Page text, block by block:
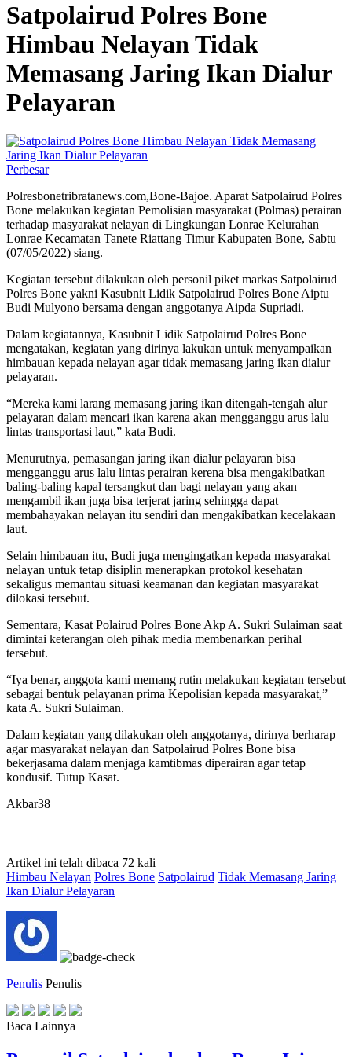
Satpolairud Polres Bone
Himbau Nelayan Tidak
Memasang Jaring Ikan Dialur
Pelayaran
Perbesar
Polresbonetribratanews.com,Bone-Bajoe. Aparat Satpolairud Polres
Bone melakukan kegiatan Pemolisian masyarakat (Polmas) perairan
terhadap masyarakat nelayan di Lingkungan Lonrae Kelurahan
Lonrae Kecamatan Tanete Riattang Timur Kabupaten Bone, Sabtu
(07/05/2022) siang.
Kegiatan tersebut dilakukan oleh personil piket markas Satpolairud
Polres Bone yakni Kasubnit Lidik Satpolairud Polres Bone Aiptu
Budi Mulyono bersama dengan anggotanya Aipda Supriadi.
Dalam kegiatannya, Kasubnit Lidik Satpolairud Polres Bone
mengatakan, kegiatan yang dirinya lakukan untuk menyampaikan
himbauan kepada nelayan agar tidak memasang jaring ikan dialur
pelayaran.
“Mereka kami larang memasang jaring ikan ditengah-tengah alur
pelayaran dalam mencari ikan karena akan mengganggu arus lalu
lintas transportasi laut,” kata Budi.
Menurutnya, pemasangan jaring ikan dialur pelayaran bisa
mengganggu arus lalu lintas perairan kerena bisa mengakibatkan
baling-baling kapal tersangkut dan bagi nelayan yang akan
mengambil ikan juga bisa terjerat jaring sehingga dapat
membahayakan nelayan itu sendiri dan mengakibatkan kecelakaan
laut.
Selain himbauan itu, Budi juga mengingatkan kepada masyarakat
nelayan untuk tetap disiplin menerapkan protokol kesehatan
sekaligus memantau situasi keamanan dan kegiatan masyarakat
dilokasi tersebut.
Sementara, Kasat Polairud Polres Bone Akp A. Sukri Sulaiman saat
dimintai keterangan oleh pihak media membenarkan perihal
tersebut.
“Iya benar, anggota kami memang rutin melakukan kegiatan tersebut
sebagai bentuk pelayanan prima Kepolisian kepada masyarakat,”
kata A. Sukri Sulaiman.
Dalam kegiatan yang dilakukan oleh anggotanya, dirinya berharap
agar masyarakat nelayan dan Satpolairud Polres Bone bisa
bekerjasama dalam menjaga kamtibmas diperairan agar tetap
kondusif. Tutup Kasat.
Akbar38
Artikel ini telah dibaca 72 kali
Himbau Nelayan Polres Bone Satpolairud Tidak Memasang Jaring
Ikan Dialur Pelayaran
Penulis Penulis
Baca Lainnya